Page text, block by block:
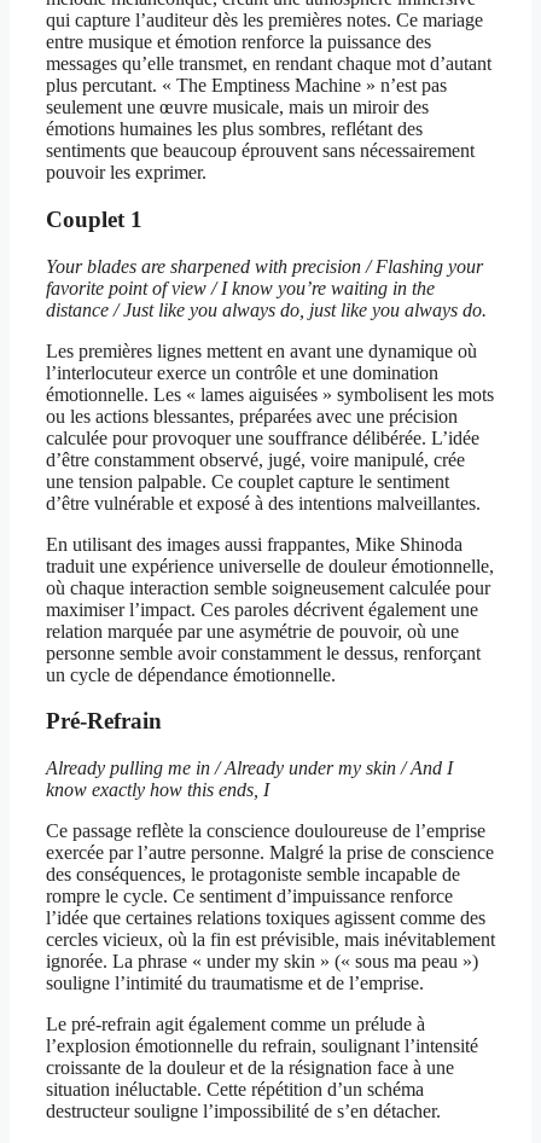
qui capture l’auditeur dès les premières notes. Ce mariage
entre musique et émotion renforce la puissance des
messages qu’elle transmet, en rendant chaque mot d’autant
plus percutant. « The Emptiness Machine » n’est pas
seulement une œuvre musicale, mais un miroir des
émotions humaines les plus sombres, reflétant des
sentiments que beaucoup éprouvent sans nécessairement
pouvoir les exprimer.
Couplet 1
Your blades are sharpened with precision / Flashing your
favorite point of view / I know you’re waiting in the
distance / Just like you always do, just like you always do.
Les premières lignes mettent en avant une dynamique où
l’interlocuteur exerce un contrôle et une domination
émotionnelle. Les « lames aiguisées » symbolisent les mots
ou les actions blessantes, préparées avec une précision
calculée pour provoquer une souffrance délibérée. L’idée
d’être constamment observé, jugé, voire manipulé, crée
une tension palpable. Ce couplet capture le sentiment
d’être vulnérable et exposé à des intentions malveillantes.
En utilisant des images aussi frappantes, Mike Shinoda
traduit une expérience universelle de douleur émotionnelle,
où chaque interaction semble soigneusement calculée pour
maximiser l’impact. Ces paroles décrivent également une
relation marquée par une asymétrie de pouvoir, où une
personne semble avoir constamment le dessus, renforçant
un cycle de dépendance émotionnelle.
Pré-Refrain
Already pulling me in / Already under my skin / And I
know exactly how this ends, I
Ce passage reflète la conscience douloureuse de l’emprise
exercée par l’autre personne. Malgré la prise de conscience
des conséquences, le protagoniste semble incapable de
rompre le cycle. Ce sentiment d’impuissance renforce
l’idée que certaines relations toxiques agissent comme des
cercles vicieux, où la fin est prévisible, mais inévitablement
ignorée. La phrase « under my skin » (« sous ma peau »)
souligne l’intimité du traumatisme et de l’emprise.
Le pré-refrain agit également comme un prélude à
l’explosion émotionnelle du refrain, soulignant l’intensité
croissante de la douleur et de la résignation face à une
situation inéluctable. Cette répétition d’un schéma
destructeur souligne l’impossibilité de s’en détacher.